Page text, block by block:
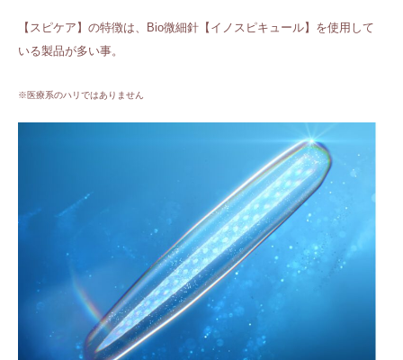
【スピケア】の特徴は、Bio微細針【イノスピキュール】を使用して
いる製品が多い事。
※医療系のハリではありません